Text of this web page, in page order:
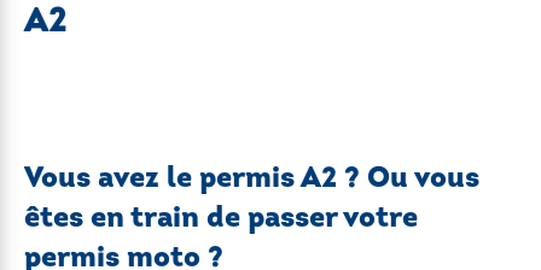
A2
Vous avez le permis A2 ? Ou vous
êtes en train de passer votre
permis moto ?